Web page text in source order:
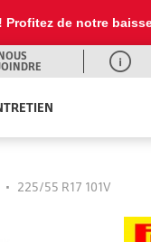
Profitez de notre
• 225/55 R17 101V